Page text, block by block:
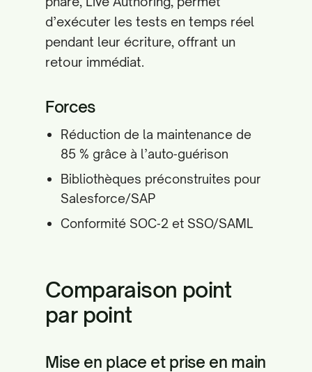
d’exécuter les tests en temps réel
pendant leur écriture, offrant un
retour immédiat.
Forces
Réduction de la maintenance de
85 % grâce à l’auto‑guérison
Bibliothèques préconstruites pour
Salesforce/SAP
Conformité SOC‑2 et SSO/SAML
Comparaison point
par point
Mise en place et prise en main